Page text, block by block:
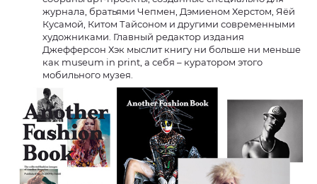
журнала, братьями Чепмен, Дэмиеном Херстом, Яёй
Кусамой, Китом Тайсоном и другими современными
художниками. Главный редактор издания
Джефферсон Хэк мыслит книгу ни больше ни меньше
как museum in print, а себя – куратором этого
мобильного музея.